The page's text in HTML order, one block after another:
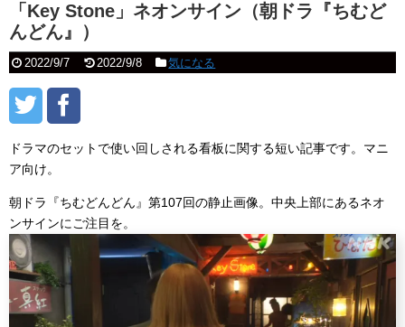
「Key Stone」ネオンサイン（朝ドラ『ちむど
んどん』）
2022/9/7 2022/9/8 気になる
ドラマのセットで使い回しされる看板に関する短い記事です。マニ
ア向け。
朝ドラ『ちむどんどん』第107回の静止画像。中央上部にあるネオ
ンサインにご注目を。